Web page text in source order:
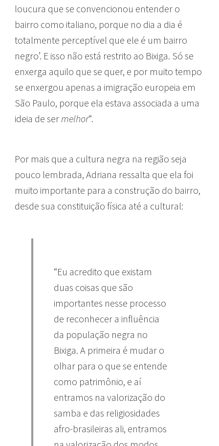
loucura que se convencionou entender o
bairro como italiano, porque no dia a dia é
totalmente perceptível que ele é um bairro
negro’. E isso não está restrito ao Bixiga. Só se
enxerga aquilo que se quer, e por muito tempo
se enxergou apenas a imigração europeia em
São Paulo, porque ela estava associada a uma
ideia de ser melhor“.
Por mais que a cultura negra na região seja
pouco lembrada, Adriana ressalta que ela foi
muito importante para a construção do bairro,
desde sua constituição física até a cultural:
“Eu acredito que existam
duas coisas que são
importantes nesse processo
de reconhecer a influência
da população negra no
Bixiga. A primeira é mudar o
olhar para o que se entende
como patrimônio, e aí
entramos na valorização do
samba e das religiosidades
afro-brasileiras ali, entramos